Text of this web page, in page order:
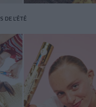
DE L’ÉTÉ